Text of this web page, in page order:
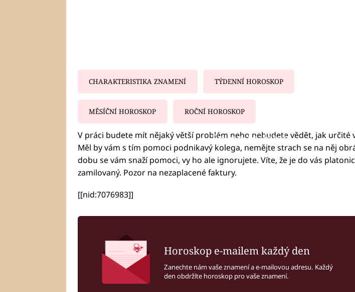
CHARAKTERISTIKA ZNAMENÍ TÝDENNÍ HOROSKOP
MĚSÍČNÍ HOROSKOP ROČNÍ HOROSKOP
Failed to fetch
V práci budete mít nějaký větší problém nebo nebudete vědět, jak určité
Měl by vám s tím pomoci podnikavý kolega, nemějte strach se na něj
dobu se vám snaží pomoci, vy ho ale ignorujete. Víte, že je do vás
zamilovaný. Pozor na nezaplacené faktury.
[[nid:7076983]]
Horoskop e-mailem každý den
Zanechte nám vaše znamení a e-mailovou adresu. Každý
den obdržíte horoskop pro vaše znamení.